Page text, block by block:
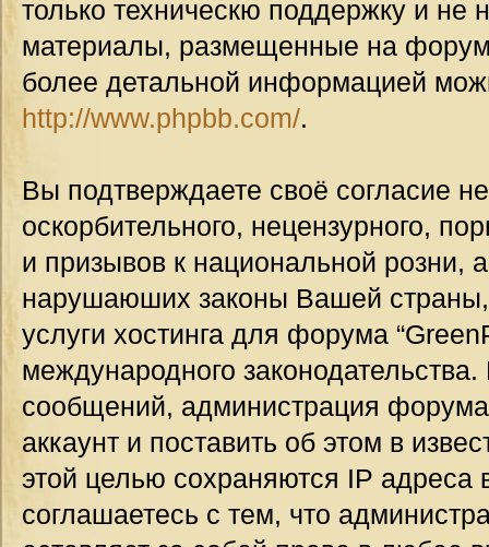
только техническю поддержку и не
материалы, размещенные на
более детальной информацией
http://www.phpbb.com/.
Вы подтверждаете своё согласие
оскорбительного, нецензурного,
и призывов к национальной розни,
нарушаюших законы Вашей страны,
услуги хостинга для форума
международного
сообщений, администрация
аккаунт и поставить об этом в
этой целью сохраняются IP
соглашаетесь с тем, что